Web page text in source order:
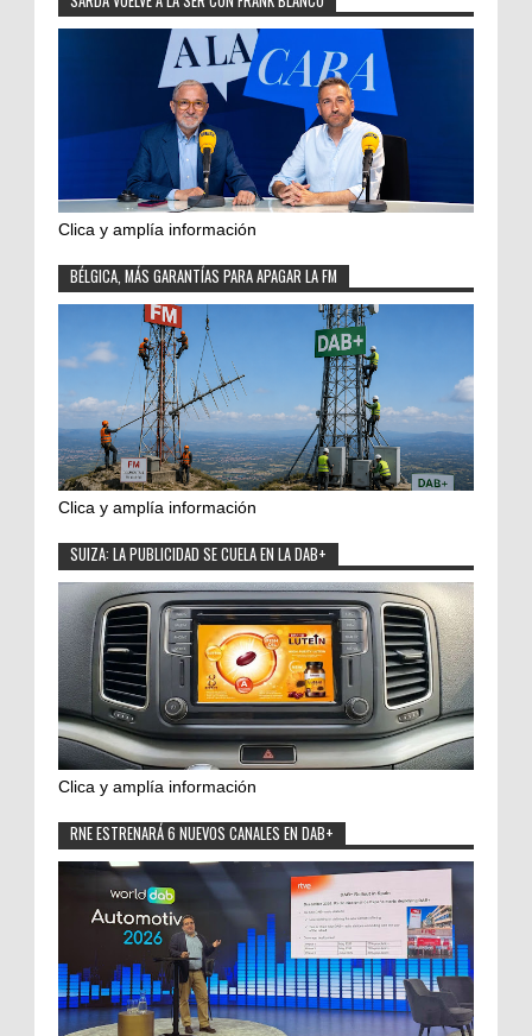
Clica y amplía información
BÉLGICA, MÁS GARANTÍAS PARA APAGAR LA FM
Clica y amplía información
SUIZA: LA PUBLICIDAD SE CUELA EN LA DAB+
Clica y amplía información
RNE ESTRENARÁ 6 NUEVOS CANALES EN DAB+